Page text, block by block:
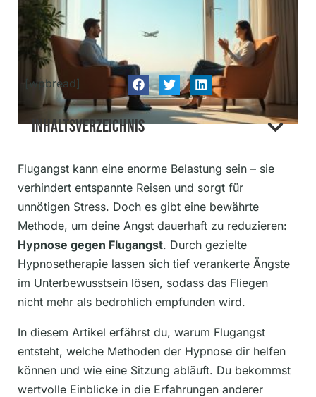
[wpbread]
Inhaltsverzeichnis
Flugangst kann eine enorme Belastung sein – sie
verhindert entspannte Reisen und sorgt für
unnötigen Stress. Doch es gibt eine bewährte
Methode, um deine Angst dauerhaft zu reduzieren:
Hypnose gegen Flugangst. Durch gezielte
Hypnosetherapie lassen sich tief verankerte Ängste
im Unterbewusstsein lösen, sodass das Fliegen
nicht mehr als bedrohlich empfunden wird.
In diesem Artikel erfährst du, warum Flugangst
entsteht, welche Methoden der Hypnose dir helfen
können und wie eine Sitzung abläuft. Du bekommst
wertvolle Einblicke in die Erfahrungen anderer